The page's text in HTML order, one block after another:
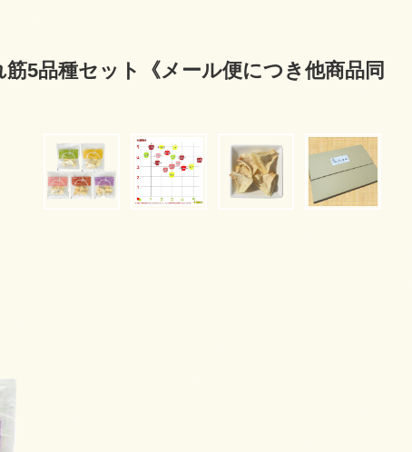
5品種セット《メール便につき他商品同